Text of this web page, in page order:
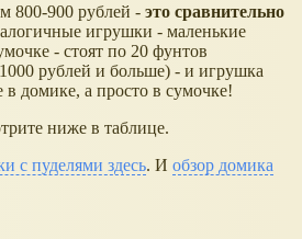
800-900 рублей - это сравнительно
игрушки - маленькие
- стоят по 20 фунтов
рублей и больше) - и игрушка
в домике, а просто в сумочке!
ниже в таблице.
с пуделями здесь. И обзор домика